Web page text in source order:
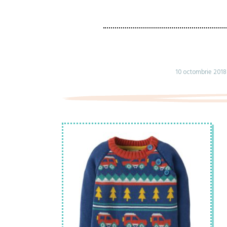
10 octombrie 2018